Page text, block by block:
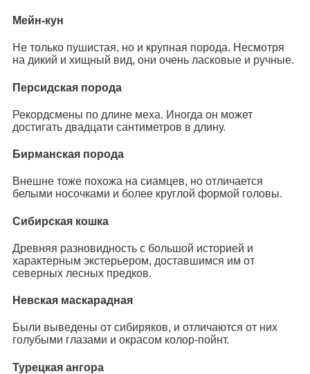
Мейн-кун
Не только пушистая, но и крупная порода. Несмотря
на дикий и хищный вид, они очень ласковые и ручные.
Персидская порода
Рекордсмены по длине меха. Иногда он может
достигать двадцати сантиметров в длину.
Бирманская порода
Внешне тоже похожа на сиамцев, но отличается
белыми носочками и более круглой формой головы.
Сибирская кошка
Древняя разновидность с большой историей и
характерным экстерьером, доставшимся им от
северных лесных предков.
Невская маскарадная
Были выведены от сибиряков, и отличаются от них
голубыми глазами и окрасом колор-пойнт.
Турецкая ангора